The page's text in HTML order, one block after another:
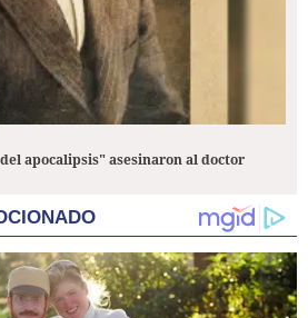
apocalipsis" asesinaron al doctor